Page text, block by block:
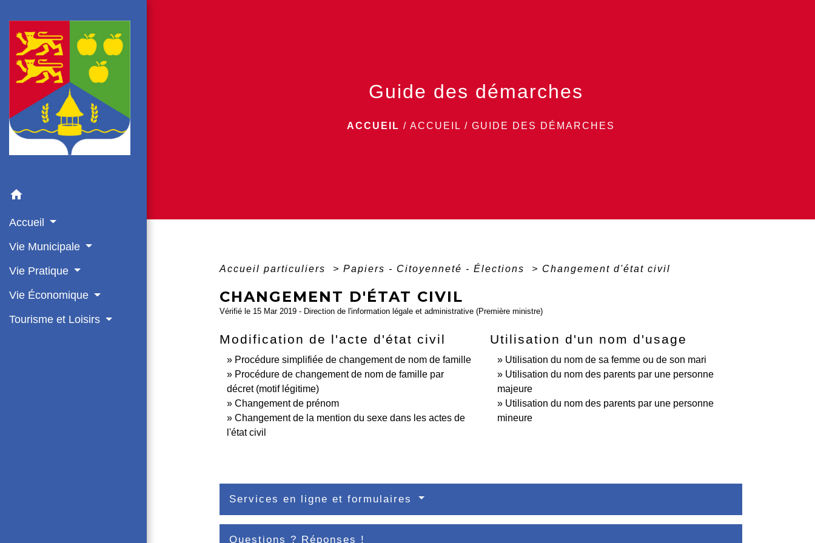
home
Accueil
Vie Municipale
Vie Pratique
Vie Économique
Tourisme et Loisirs
Guide des démarches
ACCUEIL / ACCUEIL / GUIDE DES DÉMARCHES
Accueil particuliers > Papiers - Citoyenneté - Élections > Changement d'état civil
CHANGEMENT D'ÉTAT CIVIL
Vérifié le 15 Mar 2019 - Direction de l'information légale et administrative (Première ministre)
Modification de l'acte d'état civil
Procédure simplifiée de changement de nom de famille
Procédure de changement de nom de famille par
décret (motif légitime)
Changement de prénom
Changement de la mention du sexe dans les actes de
l'état civil
Utilisation d'un nom d'usage
Utilisation du nom de sa femme ou de son mari
Utilisation du nom des parents par une personne
majeure
Utilisation du nom des parents par une personne
mineure
Services en ligne et formulaires
Questions ? Réponses !